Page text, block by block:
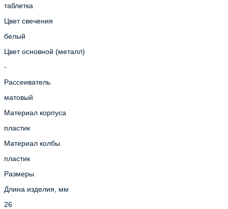
таблетка
Цвет свечения
белый
Цвет основной (металл)
-
Рассеиватель
матовый
Материал корпуса
пластик
Материал колбы
пластик
Размеры
Длина изделия, мм
26